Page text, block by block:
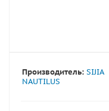
Производитель: SIJIA
NAUTILUS